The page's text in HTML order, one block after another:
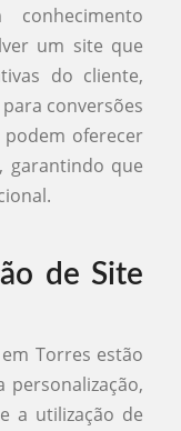
conhecimento
um site que
do cliente,
conversões
podem oferecer
garantindo que
de Site
Torres estão
personalização,
a utilização de